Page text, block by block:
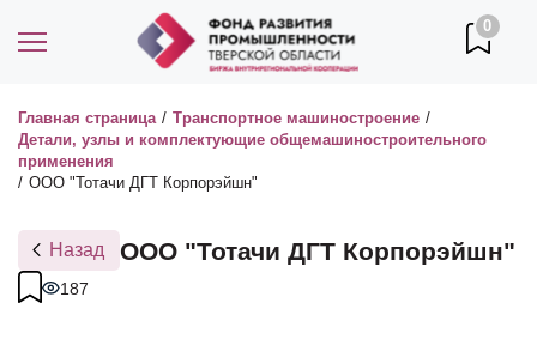
0
Главная страница / Транспортное машиностроение /
Детали, узлы и комплектующие общемашиностроительного
применения
/ ООО "Тотачи ДГТ Корпорэйшн"
Назад
187
ООО "Тотачи ДГТ Корпорэйшн"